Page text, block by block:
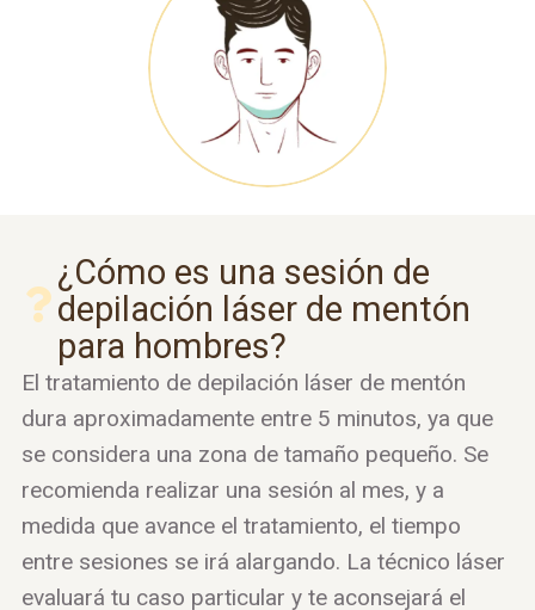
¿Cómo es una sesión de
depilación láser de mentón
para hombres?
El tratamiento de depilación láser de mentón
dura aproximadamente entre 5 minutos, ya que
se considera una zona de tamaño pequeño. Se
recomienda realizar una sesión al mes, y a
medida que avance el tratamiento, el tiempo
entre sesiones se irá alargando. La técnico láser
evaluará tu caso particular y te aconsejará el